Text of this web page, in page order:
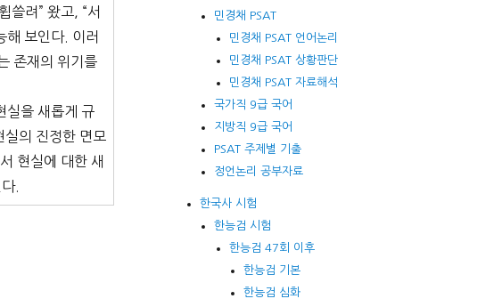
쓸려” 왔고, “서
해 보인다. 이러
존재의 위기를
실을 새롭게 규
의 진정한 면모
현실에 대한 새
.
민경채 PSAT
민경채 PSAT 언어논리
민경채 PSAT 상황판단
민경채 PSAT 자료해석
국가직 9급 국어
지방직 9급 국어
PSAT 주제별 기출
정언논리 공부자료
한국사 시험
한능검 시험
한능검 47회 이후
한능검 기본
한능검 심화